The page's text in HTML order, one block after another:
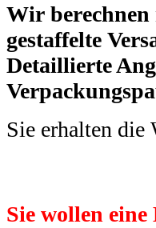
Wir berechnen
gestaffelte
Detaillierte
Sie erhalten die
Sie wollen